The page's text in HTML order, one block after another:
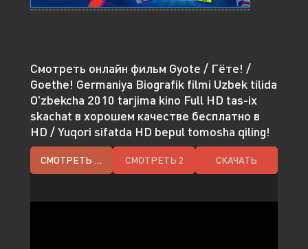
Смотреть онлайн фильм Gyote / Гёте! /
Goethe! Germaniya Biografik filmi Uzbek tilida
O'zbekcha 2010 tarjima kino Full HD tas-ix
skachat в хорошем качестве бесплатно в
HD / Yuqori sifatda HD bepul tomosha qiling!
СМОТРЕТЬ HD СМОТРЕТЬ 2 СКАЧАТЬ